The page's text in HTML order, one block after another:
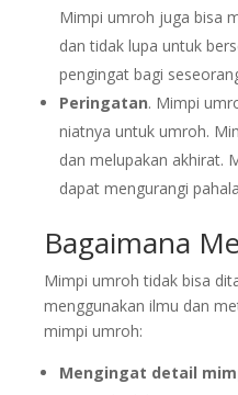
Mimpi umroh juga bisa
dan tidak lupa untuk
pengingat bagi
Peringatan. Mimpi
niatnya untuk umroh.
dan melupakan akhirat.
dapat mengurangi
Bagaimana
Mimpi umroh tidak bisa
menggunakan ilmu dan
mimpi umroh:
Mengingat detail